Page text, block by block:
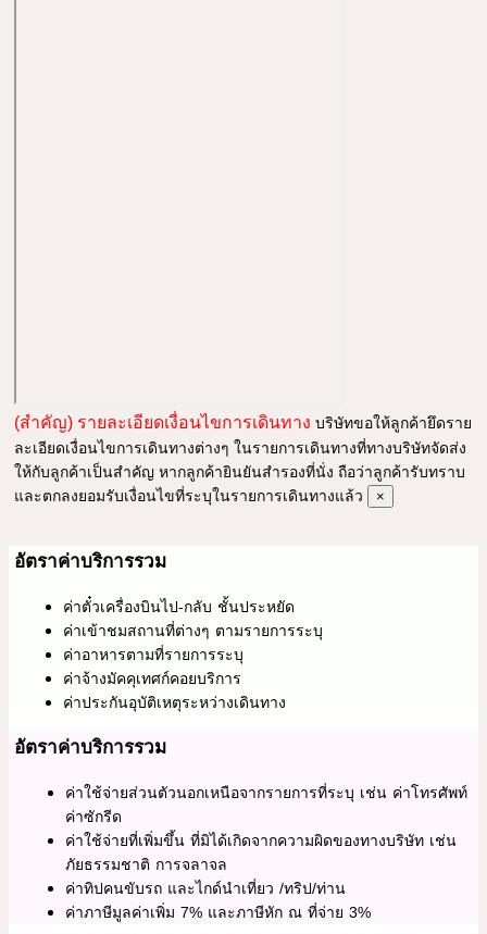
(สำคัญ) รายละเอียดเงื่อนไขการเดินทาง บริษัทขอให้ลูกค้ายึดราย
ละเอียดเงื่อนไขการเดินทางต่างๆ ในรายการเดินทางที่ทางบริษัทจัดส่ง
ให้กับลูกค้าเป็นสำคัญ หากลูกค้ายินยันสำรองที่นั่ง ถือว่าลูกค้ารับทราบ
และตกลงยอมรับเงื่อนไขที่ระบุในรายการเดินทางแล้ว
×
อัตราค่าบริการรวม
ค่าตั๋วเครื่องบินไป-กลับ ชั้นประหยัด
ค่าเข้าชมสถานที่ต่างๆ ตามรายการระบุ
ค่าอาหารตามที่รายการระบุ
ค่าจ้างมัคคุเทศก์คอยบริการ
ค่าประกันอุบัติเหตุระหว่างเดินทาง
อัตราค่าบริการรวม
ค่าใช้จ่ายส่วนตัวนอกเหนือจากรายการที่ระบุ เช่น ค่าโทรศัพท์
ค่าซักรีด
ค่าใช้จ่ายที่เพิ่มขึ้น ที่มิได้เกิดจากความผิดของทางบริษัท เช่น
ภัยธรรมชาติ การจลาจล
ค่าทิปคนขับรถ และไกด์นำเที่ยว /ทริป/ท่าน
ค่าภาษีมูลค่าเพิ่ม 7% และภาษีหัก ณ ที่จ่าย 3%